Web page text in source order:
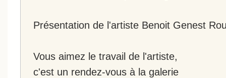
Présentation de l'artiste Benoit Genest
Vous aimez le travail de l'artiste,
c'est un rendez-vous à la galerie